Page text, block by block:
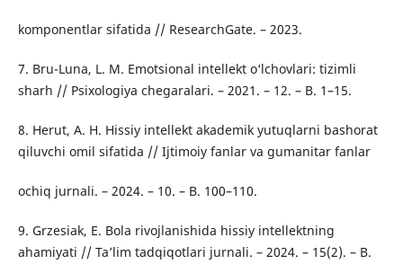
komponentlar sifatida // ResearchGate. – 2023.
7. Bru-Luna, L. M. Emotsional intellekt o‘lchovlari: tizimli
sharh // Psixologiya chegaralari. – 2021. – 12. – B. 1–15.
8. Herut, A. H. Hissiy intellekt akademik yutuqlarni bashorat
qiluvchi omil sifatida // Ijtimoiy fanlar va gumanitar fanlar
ochiq jurnali. – 2024. – 10. – B. 100–110.
9. Grzesiak, E. Bola rivojlanishida hissiy intellektning
ahamiyati // Ta’lim tadqiqotlari jurnali. – 2024. – 15(2). – B.